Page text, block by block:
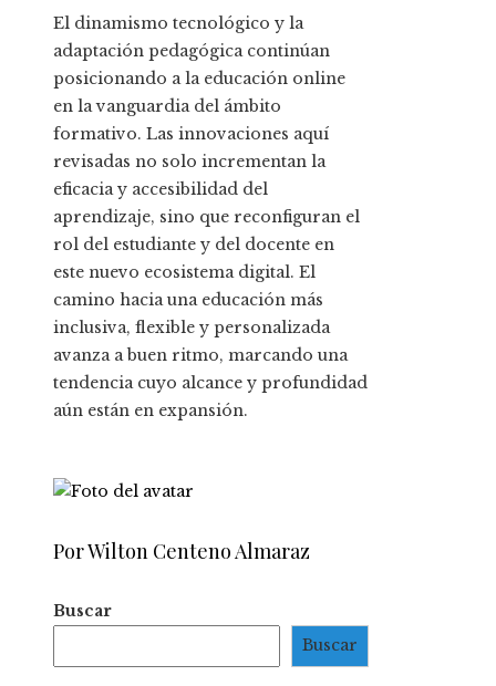
El dinamismo tecnológico y la
adaptación pedagógica continúan
posicionando a la educación online
en la vanguardia del ámbito
formativo. Las innovaciones aquí
revisadas no solo incrementan la
eficacia y accesibilidad del
aprendizaje, sino que reconfiguran el
rol del estudiante y del docente en
este nuevo ecosistema digital. El
camino hacia una educación más
inclusiva, flexible y personalizada
avanza a buen ritmo, marcando una
tendencia cuyo alcance y profundidad
aún están en expansión.
Por Wilton Centeno Almaraz
Buscar
Buscar